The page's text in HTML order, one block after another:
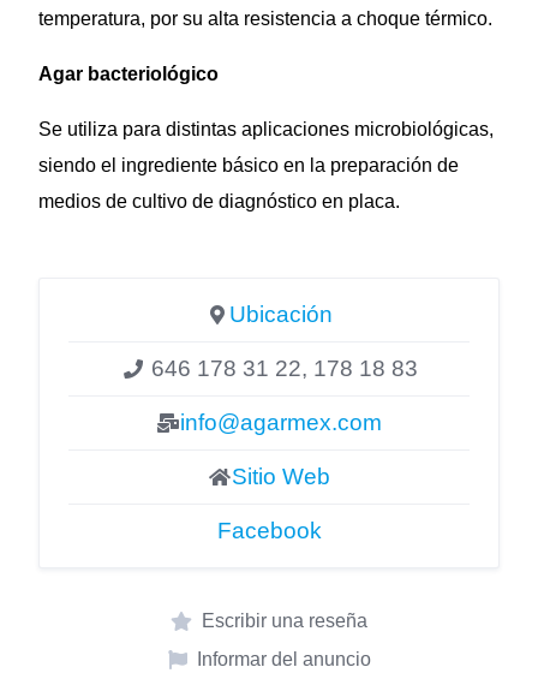
temperatura, por su alta resistencia a choque térmico.
Agar bacteriológico
Se utiliza para distintas aplicaciones microbiológicas,
siendo el ingrediente básico en la preparación de
medios de cultivo de diagnóstico en placa.
Ubicación
646 178 31 22, 178 18 83
info@agarmex.com
Sitio Web
Facebook
Escribir una reseña
Informar del anuncio